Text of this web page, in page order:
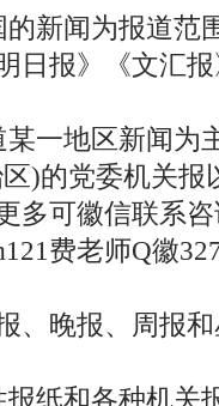
新闻为报道范
日报》《文汇
一地区新闻为
)的党委机关报
多可徽信联系咨
费老师Q徽
晚报、周报和
纸和各种机关